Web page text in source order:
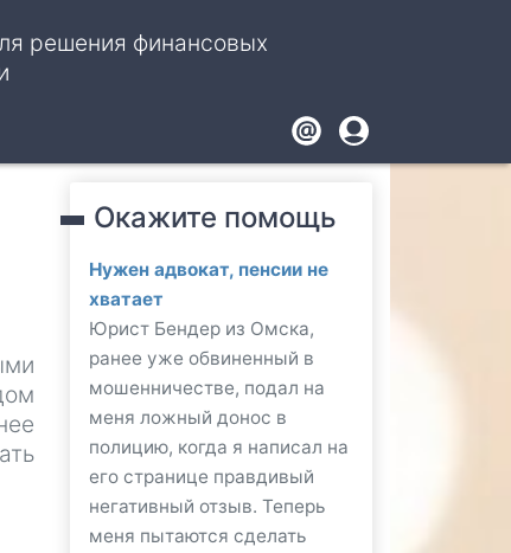
решения финансовых
Footer
User
account
menu
Окажите помощь
Нужен адвокат, пенсии не
хватает
Юрист Бендер из Омска,
ранее уже обвиненный в
мошенничестве, подал на
меня ложный донос в
полицию, когда я написал на
его странице правдивый
негативный отзыв. Теперь
меня пытаются сделать